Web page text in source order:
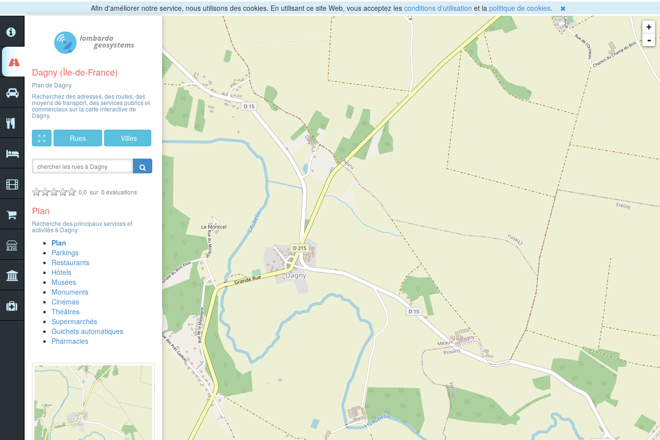
Afin d'améliorer notre service, nous utilisons des cookies. En utilisant ce site Web, vous acceptez les conditions d'utilisation et la politique de cookies.
+
-
Dagny (Île-de-France)
Plan de Dagny
Recherchez des adresses, des routes, des
moyens de transport, des services publics et
commerciaux sur la carte interactive de
Dagny.
Rues Villes
0,0 sur 0 évaluations
Plan
Recherche des principaux services et
activitès à Dagny:
Plan
Parkings
Restaurants
Hôtels
Musées
Monuments
Cinémas
Théâtres
Supermarchés
Guichets automatiques
Pharmacies